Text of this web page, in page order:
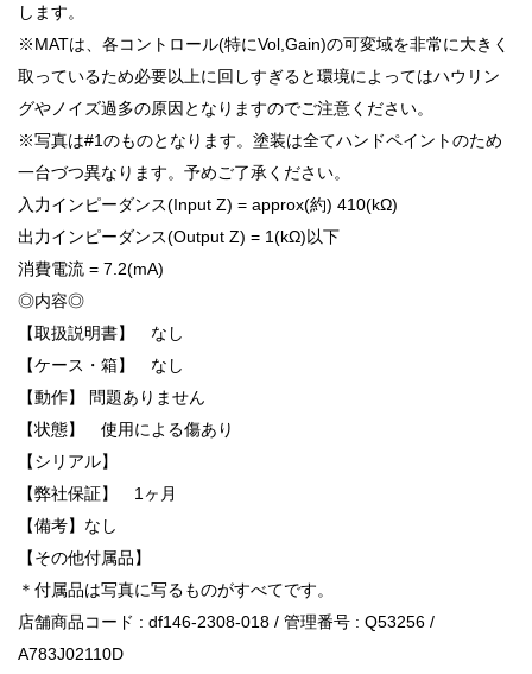
します。
※MATは、各コントロール(特にVol,Gain)の可変域を非常に大きく
取っているため必要以上に回しすぎると環境によってはハウリン
グやノイズ過多の原因となりますのでご注意ください。
※写真は#1のものとなります。塗装は全てハンドペイントのため
一台づつ異なります。予めご了承ください。
入力インピーダンス(Input Z) = approx(約) 410(kΩ)
出力インピーダンス(Output Z) = 1(kΩ)以下
消費電流 = 7.2(mA)
◎内容◎
【取扱説明書】 なし
【ケース・箱】 なし
【動作】 問題ありません
【状態】 使用による傷あり
【シリアル】
【弊社保証】 1ヶ月
【備考】なし
【その他付属品】
＊付属品は写真に写るものがすべてです。
店舗商品コード : df146-2308-018 / 管理番号 : Q53256 /
A783J02110D